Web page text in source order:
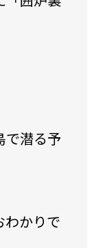
で潜る予
わかりで